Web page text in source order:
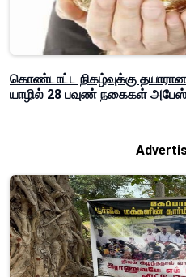
கொண்டாட்ட நிகழ்வுக்கு தயாரான
யாழில் 28 பவுண் நகைகள் அபேஸ்